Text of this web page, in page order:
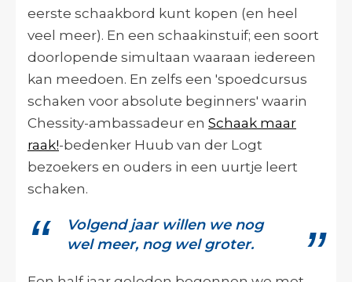
eerste schaakbord kunt kopen (en heel
veel meer). En een schaakinstuif; een soort
doorlopende simultaan waaraan iedereen
kan meedoen. En zelfs een 'spoedcursus
schaken voor absolute beginners' waarin
Chessity-ambassadeur en Schaak maar
raak!-bedenker Huub van der Logt
bezoekers en ouders in een uurtje leert
schaken.
Volgend jaar willen we nog
wel meer, nog wel groter.